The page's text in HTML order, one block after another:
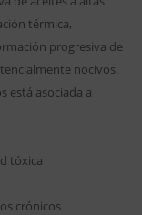
térmica,
progresiva de
nocivos.
está asociada a
tóxica
crónicos